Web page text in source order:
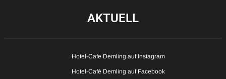
AKTUELL
Hotel-Cafe Demling auf Instagram
Hotel-Café Demling auf Facebook